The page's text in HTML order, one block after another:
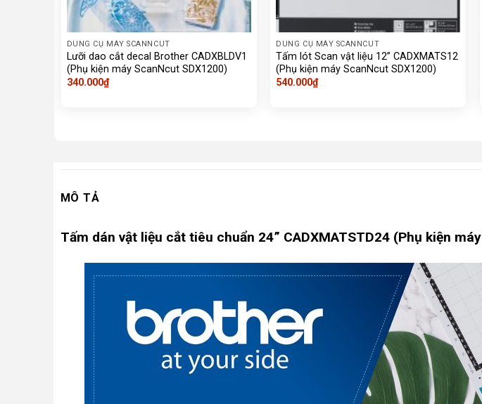
DUNG CỤ MÁY SCANNCUT
Lưỡi dao cắt decal Brother CADXBLDV1
(Phụ kiện máy ScanNcut SDX1200)
340.000₫
DUNG CỤ MÁY SCANNCUT
Tấm lót Scan vật liệu 12” CADXMATS12
(Phụ kiện máy ScanNcut SDX1200)
540.000₫
MÔ TẢ
Tấm dán vật liệu cắt tiêu chuẩn 24” CADXMATSTD24 (Phụ kiện